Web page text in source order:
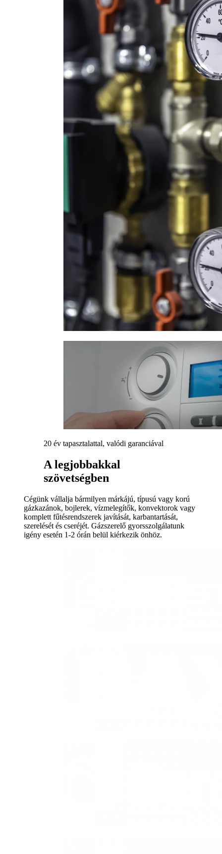
20 év tapasztalattal, valódi garanciával
A legjobbakkal
szövetségben
Cégünk vállalja bármilyen márkájú, típusú vagy korú
gázkazánok, bojlerek, vízmelegítők, konvektorok vagy
komplett fűtésrendszerek javítását, karbantartását,
szerelését és cseréjét. Gázszerelő gyorsszolgálatunk
igény esetén 1-2 órán belül kiérkezik önhöz.